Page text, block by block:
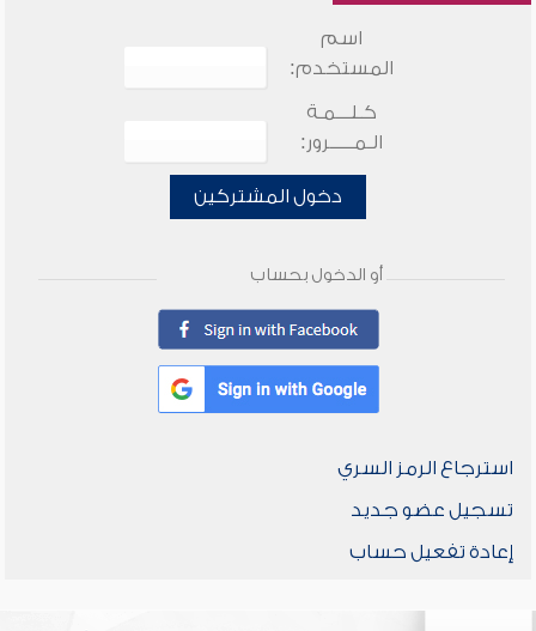
اسم
المستخدم:
كـلـــمـة
الـمـــــرور:
دخول المشتركين
أو الدخول بحساب
استرجاع الرمز السري
تسجيل عضو جديد
إعادة تفعيل حساب